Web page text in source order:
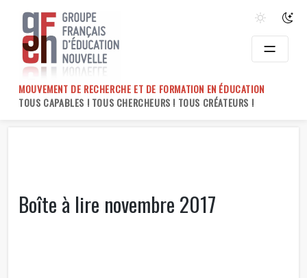
content
MOUVEMENT DE RECHERCHE ET DE FORMATION EN ÉDUCATION
TOUS CAPABLES ! TOUS CHERCHEURS ! TOUS CRÉATEURS !
Boîte à lire novembre 2017